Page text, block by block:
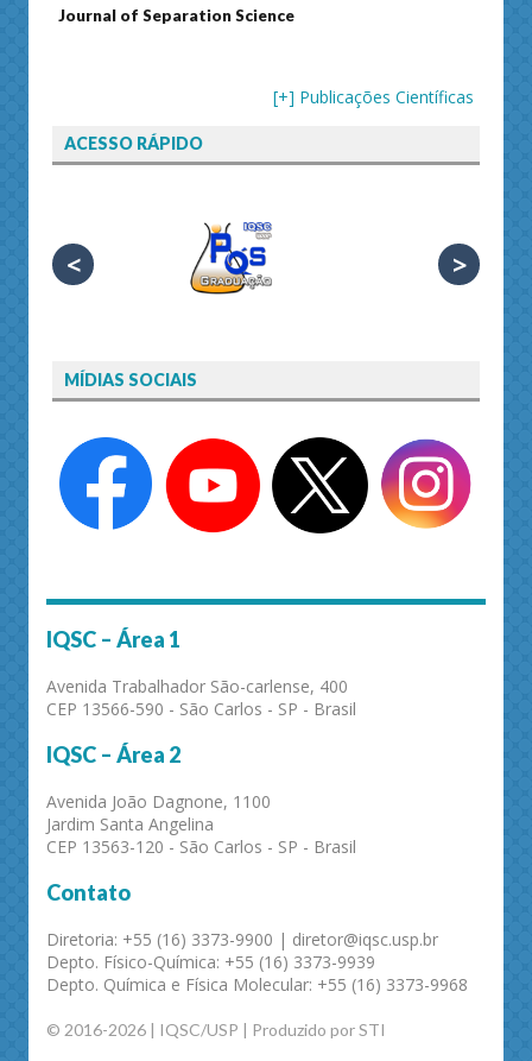
Journal of Separation Science
[+] Publicações Científicas
ACESSO RÁPIDO
< >
MÍDIAS SOCIAIS
IQSC – Área 1
Avenida Trabalhador São-carlense, 400
CEP 13566-590 - São Carlos - SP - Brasil
IQSC – Área 2
Avenida João Dagnone, 1100
Jardim Santa Angelina
CEP 13563-120 - São Carlos - SP - Brasil
Contato
Diretoria: +55 (16) 3373-9900 | diretor@iqsc.usp.br
Depto. Físico-Química: +55 (16) 3373-9939
Depto. Química e Física Molecular: +55 (16) 3373-9968
© 2016-2026 | IQSC/USP | Produzido por STI